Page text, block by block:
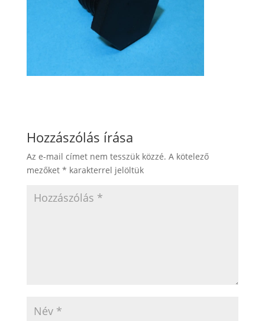
Hozzászólás írása
Az e-mail címet nem tesszük közzé. A kötelező
mezőket * karakterrel jelöltük